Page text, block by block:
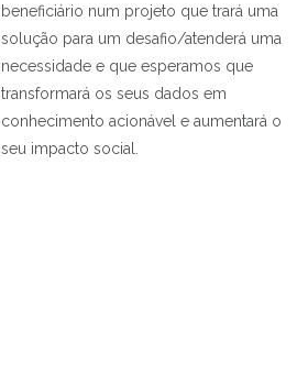
beneficiário num projeto que trará uma
solução para um desafio/atenderá uma
necessidade e que esperamos que
transformará os seus dados em
conhecimento acionável e aumentará o
seu impacto social.